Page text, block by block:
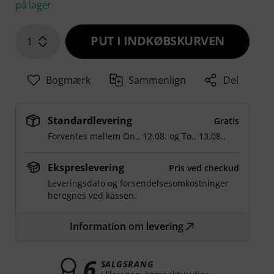
på lager
1 PUT I INDKØBSKURVEN
Bogmærk Sammenlign Del
Standardlevering
Gratis
Forventes mellem On., 12.08. ogTo., 13.08..
Ekspreslevering
Pris ved checkud
Leveringsdato og forsendelsesomkostninger
beregnes ved kassen.
Information om levering
SALGSRANG